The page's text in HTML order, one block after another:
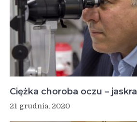
Ciężka choroba oczu – jaskra
21 grudnia, 2020